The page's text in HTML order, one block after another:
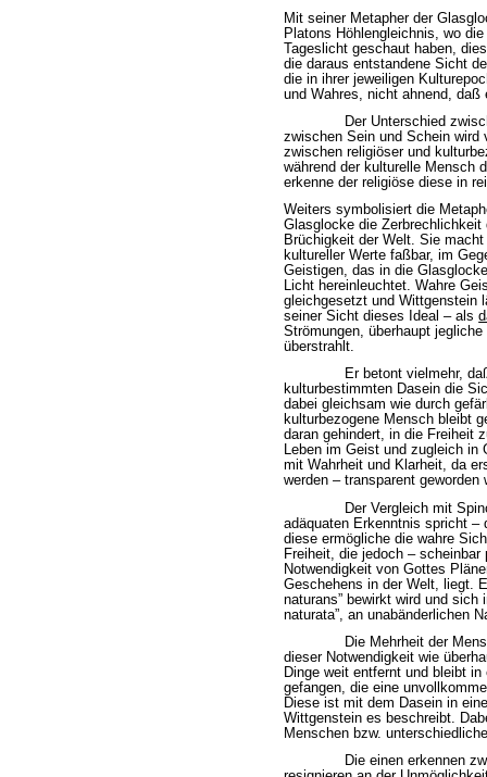
Mit seiner Metapher der
Platons Höhlengleichnis, wo
Tageslicht geschaut haben,
die daraus entstandene Sicht
die in ihrer jeweiligen
und Wahres, nicht ahnend,
Der Unterschied
zwischen Sein und Schein wird
zwischen religiöser und
während der kulturelle Mensch
erkenne der religiöse diese in
Weiters symbolisiert die
Glasglocke die
Brüchigkeit der Welt. Sie
kultureller Werte faßbar, im
Geistigen, das in die
Licht hereinleuchtet. Wahre
gleichgesetzt und Wittgenstein
seiner Sicht dieses Ideal – als
Strömungen, überhaupt
überstrahlt.
Er betont vielmehr,
kulturbestimmten Dasein die
dabei gleichsam wie durch
kulturbezogene Mensch bleibt
daran gehindert, in die Freiheit
Leben im Geist und zugleich
mit Wahrheit und Klarheit, da
werden – transparent
Der Vergleich mit
adäquaten Erkenntnis spricht –
diese ermögliche die wahre
Freiheit, die jedoch –
Notwendigkeit von Gottes
Geschehens in der Welt, liegt.
naturans” bewirkt wird und sich
naturata”, an unabänderlichen
Die Mehrheit der
dieser Notwendigkeit wie
Dinge weit entfernt und bleibt
gefangen, die eine
Diese ist mit dem Dasein in
Wittgenstein es beschreibt.
Menschen bzw.
Die einen erkennen